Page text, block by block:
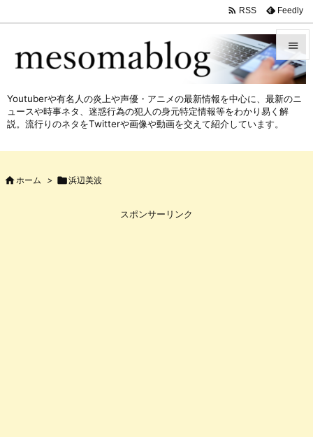



 RSS Feedly
Youtuberや有名人の炎上や声優・アニメの最新情報を中心に、最新のニ
ュースや時事ネタ、迷惑行為の犯人の身元特定情報等をわかり易く解
説。流行りのネタをTwitterや画像や動画を交えて紹介しています。
 ホーム > 浜辺美波
スポンサーリンク